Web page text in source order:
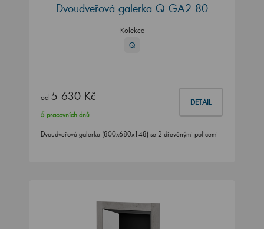
Dvoudveřová galerka Q GA2 80
Kolekce
Q
od 5 630 Kč DETAIL
5 pracovních dnů
Dvoudveřová galerka (800x680x148) se 2 dřevěnými policemi